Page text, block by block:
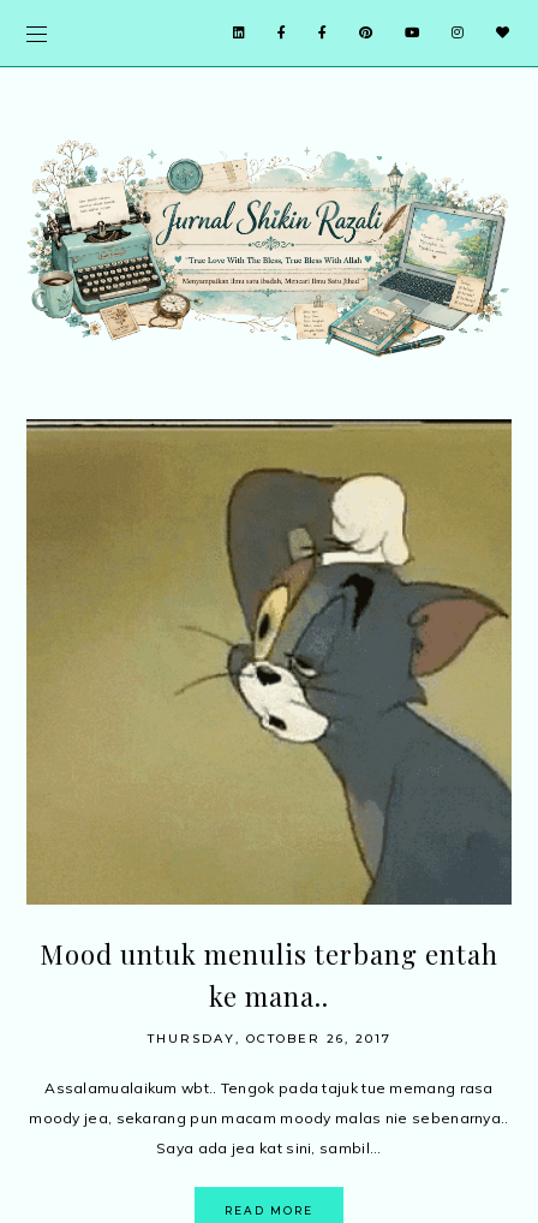
Mood untuk menulis terbang entah
ke mana..
THURSDAY, OCTOBER 26, 2017
Assalamualaikum wbt.. Tengok pada tajuk tue memang rasa
moody jea, sekarang pun macam moody malas nie sebenarnya..
Saya ada jea kat sini, sambil...
READ MORE